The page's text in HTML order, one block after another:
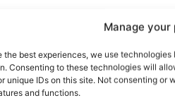
Manage your
the best experiences, we use
Consenting to these technologies will
unique IDs on this site. Not consenting
and functions.